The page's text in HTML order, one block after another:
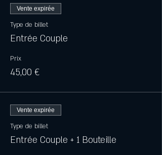
Vente expirée
Type de billet
Entrée Couple
Prix
45,00 €
Vente expirée
Type de billet
Entrée Couple + 1 Bouteille